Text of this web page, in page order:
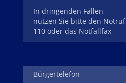
In dringenden Fällen
nutzen Sie bitte den Notruf
110 oder das Notfallfax
Bürgertelefon